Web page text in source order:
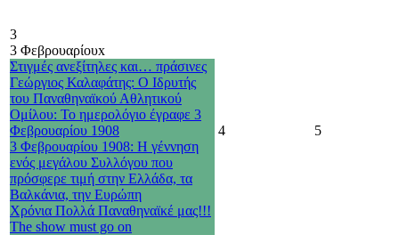
3
3 Φεβρουαρίουx
Στιγμές ανεξίτηλες και… πράσινες
Γεώργιος Καλαφάτης: Ο Ιδρυτής
του Παναθηναϊκού Αθλητικού
Ομίλου: Το ημερολόγιο έγραφε 3
Φεβρουαρίου 1908
3 Φεβρουαρίου 1908: Η γέννηση
ενός μεγάλου Συλλόγου που
πρόσφερε τιμή στην Ελλάδα, τα
Βαλκάνια, την Ευρώπη
Χρόνια Πολλά Παναθηναϊκέ μας!!!
The show must go on
4 5